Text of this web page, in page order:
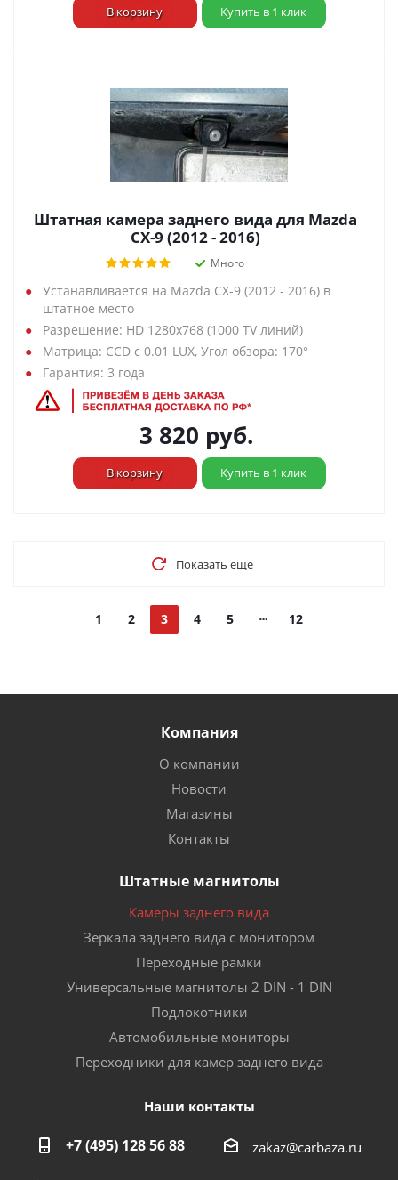
В корзину Купить в 1 клик
Штатная камера заднего вида для Mazda
CX-9 (2012 - 2016)
Много
Устанавливается на Mazda CX-9 (2012 - 2016) в
штатное место
Разрешение: HD 1280х768 (1000 TV линий)
Матрица: CCD с 0.01 LUX, Угол обзора: 170°
Гарантия: 3 года
3 820 руб.
В корзину Купить в 1 клик
Показать еще
1 2 3 4 5 12
Компания
О компании
Новости
Магазины
Контакты
Штатные магнитолы
Камеры заднего вида
Зеркала заднего вида с монитором
Переходные рамки
Универсальные магнитолы 2 DIN - 1 DIN
Подлокотники
Автомобильные мониторы
Переходники для камер заднего вида
Наши контакты
+7 (495) 128 56 88 zakaz@carbaza.ru